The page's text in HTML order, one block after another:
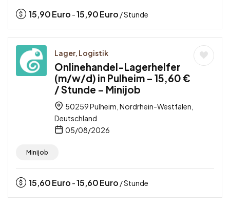
15,90Euro -15,90Euro / Stunde
Lager, Logistik
Onlinehandel-Lagerhelfer
(m/w/d) in Pulheim – 15,60 €
/ Stunde – Minijob
50259 Pulheim, Nordrhein-Westfalen,
Deutschland
05/08/2026
Minijob
15,60Euro -15,60Euro / Stunde